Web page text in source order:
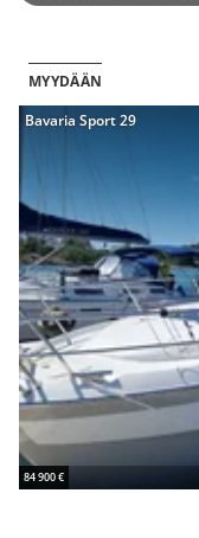
MYYDÄÄN
Bavaria Sport 29
84 900 €